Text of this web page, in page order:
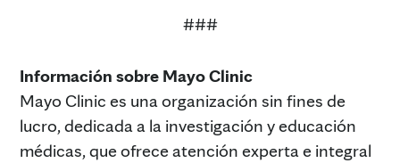
###
Información sobre Mayo Clinic
Mayo Clinic es una organización sin fines de
lucro, dedicada a la investigación y educación
médicas, que ofrece atención experta e integral